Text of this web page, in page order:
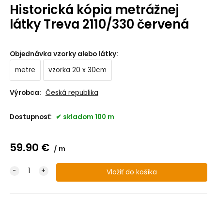
Historická kópia metrážnej
látky Treva 2110/330 červená
Objednávka vzorky alebo látky:
metre
vzorka 20 x 30cm
Výrobca: Česká republika
Dostupnosť: skladom 100 m
59.90 € m